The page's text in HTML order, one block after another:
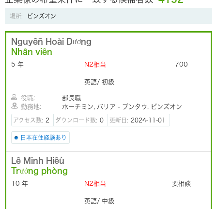
場所: ビンズオン
Nguyễn Hoài Dương
Nhân viên
5 年 N2相当
英語/ 初級
700
役職:
部長職
勤務地:
ホーチミン, バリア - ブンタウ, ビンズオン
アクセス数: 2 ダウンロード数: 0 更新日: 2024-11-01
日本在住経験あり
Lê Minh Hiếu
Trưởng phòng
10 年 N2相当
英語/ 中級
要相談